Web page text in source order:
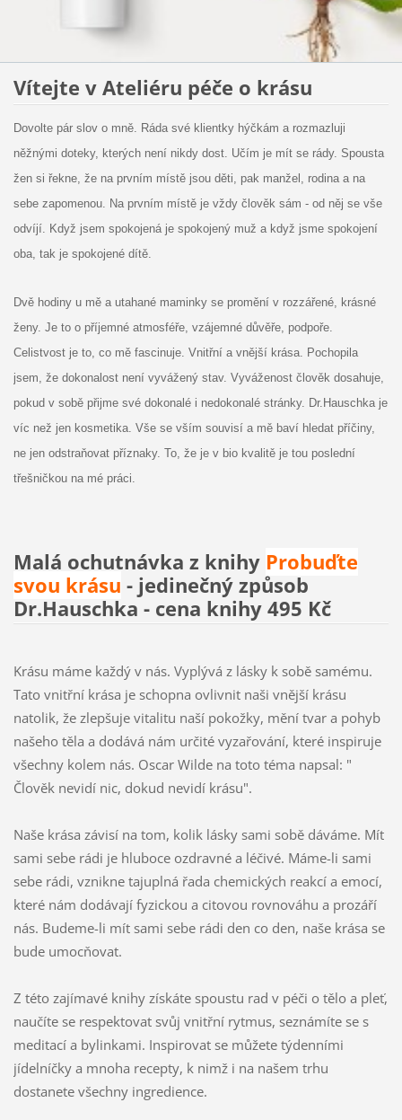
Vítejte v Ateliéru péče o krásu
Dovolte pár slov o mně. Ráda své klientky hýčkám a rozmazluji
něžnými doteky, kterých není nikdy dost. Učím je mít se rády. Spousta
žen si řekne, že na prvním místě jsou děti, pak manžel, rodina a na
sebe zapomenou. Na prvním místě je vždy člověk sám - od něj se vše
odvíjí. Když jsem spokojená je spokojený muž a když jsme spokojení
oba, tak je spokojené dítě.
Dvě hodiny u mě a utahané maminky se promění v rozzářené, krásné
ženy. Je to o příjemné atmosféře, vzájemné důvěře, podpoře.
Celistvost je to, co mě fascinuje. Vnitřní a vnější krása. Pochopila
jsem, že dokonalost není vyvážený stav. Vyváženost člověk dosahuje,
pokud v sobě přijme své dokonalé i nedokonalé stránky. Dr.Hauschka je
víc než jen kosmetika. Vše se vším souvisí a mě baví hledat příčiny,
ne jen odstraňovat příznaky. To, že je v bio kvalitě je tou poslední
třešničkou na mé práci.
Malá ochutnávka z knihy Probuďte
svou krásu - jedinečný způsob
Dr.Hauschka - cena knihy 495 Kč
Krásu máme každý v nás. Vyplývá z lásky k sobě samému.
Tato vnitřní krása je schopna ovlivnit naši vnější krásu
natolik, že zlepšuje vitalitu naší pokožky, mění tvar a pohyb
našeho těla a dodává nám určité vyzařování, které inspiruje
všechny kolem nás. Oscar Wilde na toto téma napsal: "
Člověk nevidí nic, dokud nevidí krásu".
Naše krása závisí na tom, kolik lásky sami sobě dáváme. Mít
sami sebe rádi je hluboce ozdravné a léčivé. Máme-li sami
sebe rádi, vznikne tajuplná řada chemických reakcí a emocí,
které nám dodávají fyzickou a citovou rovnováhu a prozáří
nás. Budeme-li mít sami sebe rádi den co den, naše krása se
bude umocňovat.
Z této zajímavé knihy získáte spoustu rad v péči o tělo a pleť,
naučíte se respektovat svůj vnitřní rytmus, seznámíte se s
meditací a bylinkami. Inspirovat se můžete týdenními
jídelníčky a mnoha recepty, k nimž i na našem trhu
dostanete všechny ingredience.